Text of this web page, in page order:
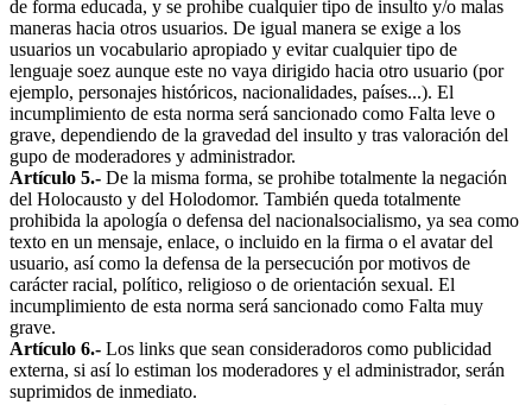
de forma educada, y se prohibe cualquier tipo de insulto y/o malas
maneras hacia otros usuarios. De igual manera se exige a los
usuarios un vocabulario apropiado y evitar cualquier tipo de
lenguaje soez aunque este no vaya dirigido hacia otro usuario (por
ejemplo, personajes históricos, nacionalidades, países...). El
incumplimiento de esta norma será sancionado como Falta leve o
grave, dependiendo de la gravedad del insulto y tras valoración del
gupo de moderadores y administrador.
Artículo 5.- De la misma forma, se prohibe totalmente la negación
del Holocausto y del Holodomor. También queda totalmente
prohibida la apología o defensa del nacionalsocialismo, ya sea como
texto en un mensaje, enlace, o incluido en la firma o el avatar del
usuario, así como la defensa de la persecución por motivos de
carácter racial, político, religioso o de orientación sexual. El
incumplimiento de esta norma será sancionado como Falta muy
grave.
Artículo 6.- Los links que sean consideradoros como publicidad
externa, si así lo estiman los moderadores y el administrador, serán
suprimidos de inmediato.